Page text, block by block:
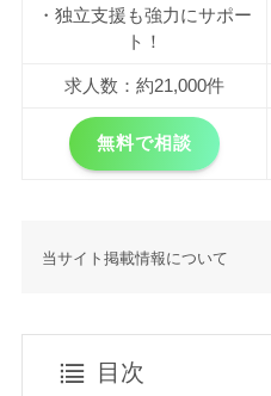
・独立支援も強力にサポー
ト！
求人数：約21,000件
無料で相談
当サイト掲載情報について
目次